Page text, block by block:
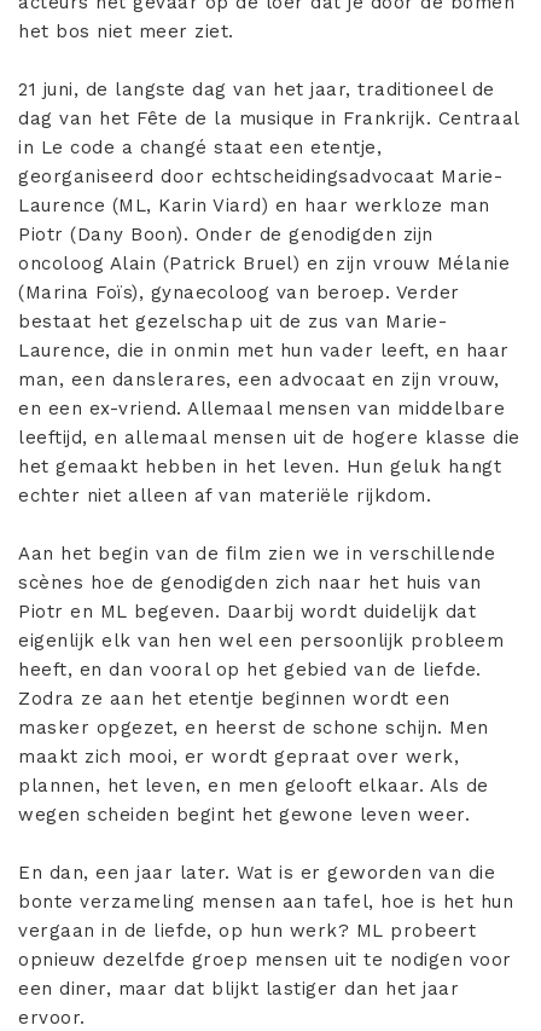
het bos niet meer ziet.
21 juni, de langste dag van het jaar, traditioneel de
dag van het Fête de la musique in Frankrijk. Centraal
in Le code a changé staat een etentje,
georganiseerd door echtscheidingsadvocaat Marie-
Laurence (ML, Karin Viard) en haar werkloze man
Piotr (Dany Boon). Onder de genodigden zijn
oncoloog Alain (Patrick Bruel) en zijn vrouw Mélanie
(Marina Foïs), gynaecoloog van beroep. Verder
bestaat het gezelschap uit de zus van Marie-
Laurence, die in onmin met hun vader leeft, en haar
man, een danslerares, een advocaat en zijn vrouw,
en een ex-vriend. Allemaal mensen van middelbare
leeftijd, en allemaal mensen uit de hogere klasse die
het gemaakt hebben in het leven. Hun geluk hangt
echter niet alleen af van materiële rijkdom.
Aan het begin van de film zien we in verschillende
scènes hoe de genodigden zich naar het huis van
Piotr en ML begeven. Daarbij wordt duidelijk dat
eigenlijk elk van hen wel een persoonlijk probleem
heeft, en dan vooral op het gebied van de liefde.
Zodra ze aan het etentje beginnen wordt een
masker opgezet, en heerst de schone schijn. Men
maakt zich mooi, er wordt gepraat over werk,
plannen, het leven, en men gelooft elkaar. Als de
wegen scheiden begint het gewone leven weer.
En dan, een jaar later. Wat is er geworden van die
bonte verzameling mensen aan tafel, hoe is het hun
vergaan in de liefde, op hun werk? ML probeert
opnieuw dezelfde groep mensen uit te nodigen voor
een diner, maar dat blijkt lastiger dan het jaar
ervoor.